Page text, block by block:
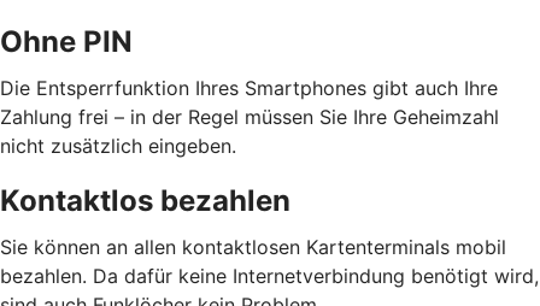
Ohne PIN
Die Entsperrfunktion Ihres Smartphones gibt auch Ihre
Zahlung frei – in der Regel müssen Sie Ihre Geheimzahl
nicht zusätzlich eingeben.
Kontaktlos bezahlen
Sie können an allen kontaktlosen Kartenterminals mobil
bezahlen. Da dafür keine Internetverbindung benötigt wird,